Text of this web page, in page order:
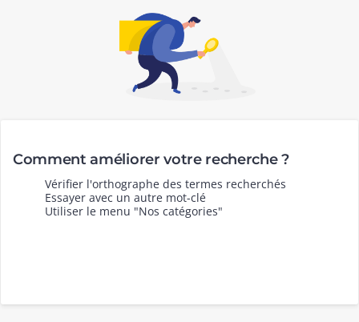
Comment améliorer votre recherche ?
Vérifier l'orthographe des termes recherchés
Essayer avec un autre mot-clé
Utiliser le menu "Nos catégories"